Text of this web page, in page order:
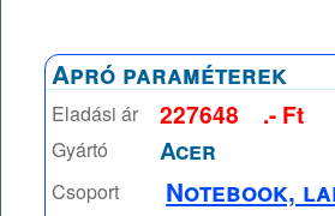
Apró paraméterek
Eladási ár 227648 .- Ft
Gyártó Acer
Csoport Notebook,